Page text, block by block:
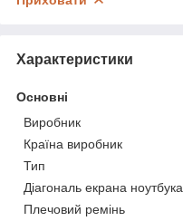
Характеристики
Основні
Виробник
Країна виробник
Тип
Діагональ екрана ноутбука
Плечовий ремінь